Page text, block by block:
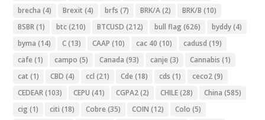
brecha (4) Brexit (4) brfs (7) BRK/A(2) BRK/B (10)
BSBR(1) btc(210) BTCUSD (212) bull flag (626) byddy(4)
byma (14) C(13) CAAP (10) cac 40 (10) cadusd (19)
cafe (1) campo (5) Canada (93) canje (3) Cannabis (1)
cat (1) CBD (4) ccl (21) Cde (18) cds (1) ceco2(9)
CEDEAR(103) CEPU (41) CGPA2(2) CHILE(28) China (585)
cig (1) citi (18) Cobre (35) COIN (12) Colo (5)